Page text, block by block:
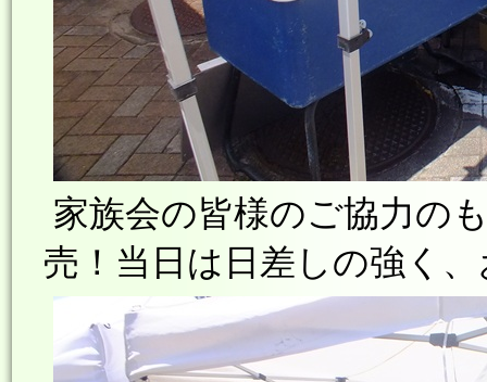
家族会の皆様のご協力の
売！当日は日差しの強く